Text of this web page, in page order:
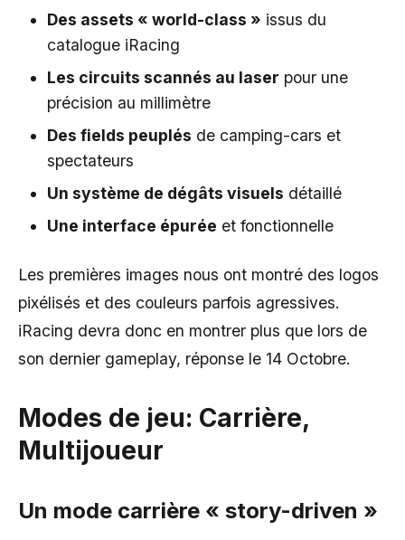
Des assets « world-class » issus du
catalogue iRacing
Les circuits scannés au laser pour une
précision au millimètre
Des fields peuplés de camping-cars et
spectateurs
Un système de dégâts visuels détaillé
Une interface épurée et fonctionnelle
Les premières images nous ont montré des logos
pixélisés et des couleurs parfois agressives.
iRacing devra donc en montrer plus que lors de
son dernier gameplay, réponse le 14 Octobre.
Modes de jeu: Carrière,
Multijoueur
Un mode carrière « story-driven »